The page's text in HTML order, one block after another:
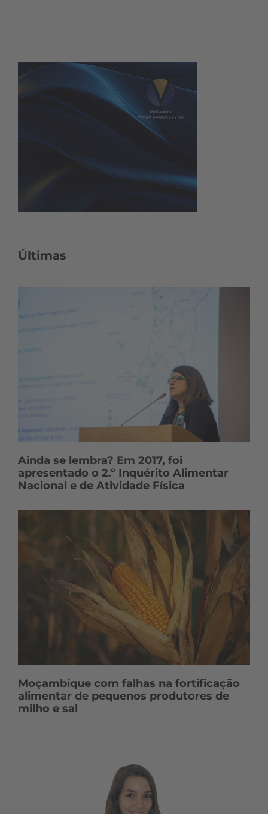
Últimas
Ainda se lembra? Em 2017, foi
apresentado o 2.º Inquérito Alimentar
Nacional e de Atividade Física
Moçambique com falhas na fortificação
alimentar de pequenos produtores de
milho e sal